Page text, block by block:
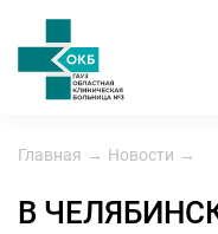
Главная → Новости →
В